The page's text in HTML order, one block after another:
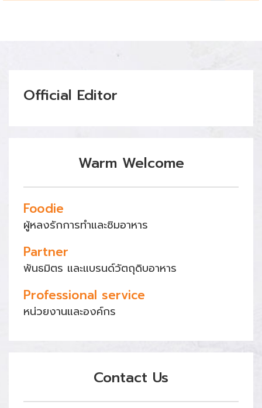
Official Editor
Warm Welcome
Foodie
ผู้หลงรักการทำและชิมอาหาร
Partner
พันธมิตร และแบรนด์วัตถุดิบอาหาร
Professional service
หน่วยงานและองค์กร
Contact Us